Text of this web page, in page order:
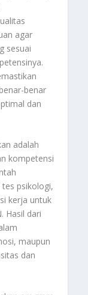
agar
sesuai
benar
dan
adalah
kompetensi
psikologi,
kerja untuk
Hasil dari
maupun
dan